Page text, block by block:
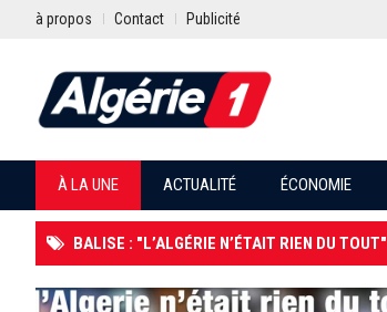
à propos Contact Publicité
À LA UNE ACTUALITÉ ÉCONOMIE
BALISE : "L’ALGÉRIE N’ÉTAIT RIEN DU TOUT"